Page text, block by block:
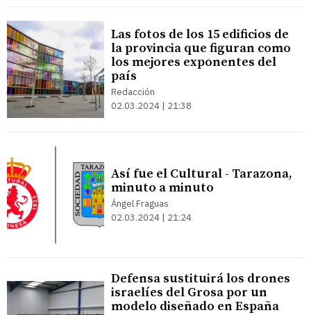
Las fotos de los 15 edificios de
la provincia que figuran como
los mejores exponentes del
país
Redacción
02.03.2024 | 21:38
Así fue el Cultural - Tarazona,
minuto a minuto
Ángel Fraguas
02.03.2024 | 21:24
Defensa sustituirá los drones
israelíes del Grosa por un
modelo diseñado en España